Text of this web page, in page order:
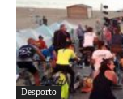
Desporto